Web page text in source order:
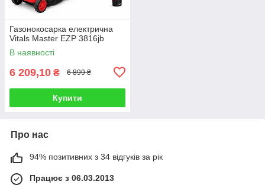
Газонокосарка електрична
Vitals Master EZP 3816jb
В наявності
6 209,10 ₴ 6 899 ₴
Купити
Про нас
94% позитивних з 34 відгуків за рік
Працює з 06.03.2013